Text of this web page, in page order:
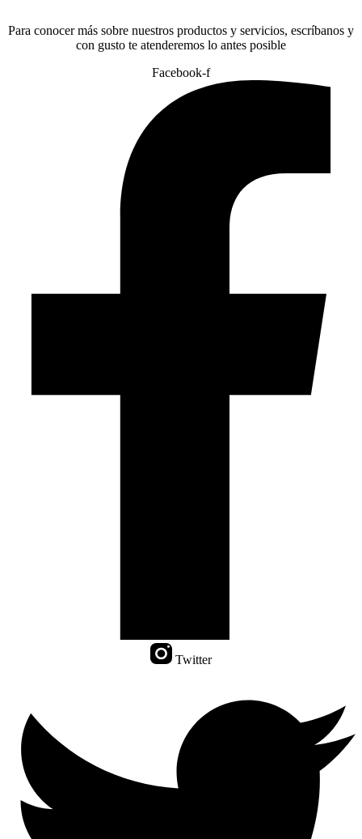
Para conocer más sobre nuestros productos y servicios, escríbanos y
con gusto te atenderemos lo antes posible
Facebook-f
Twitter